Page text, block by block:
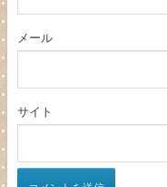
メール
サイト